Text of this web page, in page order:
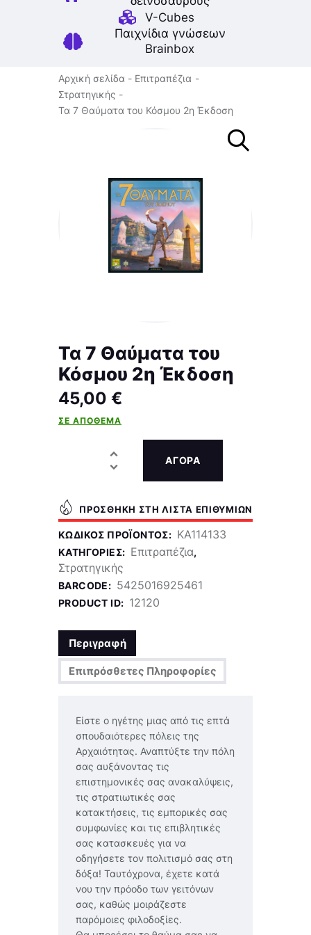
V-Cubes
Παιχνίδια γνώσεων
Brainbox
Αρχική σελίδα
Επιτραπέζια
Στρατηγικής
Τα 7 Θαύματα του Κόσμου 2η Έκδοση
Τα 7 Θαύματα του
Κόσμου 2η Έκδοση
45,00 €
ΣΕ ΑΠΌΘΕΜΑ
ΑΓΟΡΑ
ΠΡΟΣΘΉΚΗ ΣΤΗ ΛΊΣΤΑ ΕΠΙΘΥΜΙΏΝ
ΚΩΔΙΚΌΣ ΠΡΟΪΌΝΤΟΣ: KA114133
ΚΑΤΗΓΟΡΊΕΣ: Επιτραπέζια,
Στρατηγικής
BARCODE: 5425016925461
PRODUCT ID: 12120
Περιγραφή
Επιπρόσθετες Πληροφορίες
Είστε ο ηγέτης μιας από τις επτά
σπουδαιότερες πόλεις της
Αρχαιότητας. Αναπτύξτε την πόλη
σας αυξάνοντας τις
επιστημονικές σας ανακαλύψεις,
τις στρατιωτικές σας
κατακτήσεις, τις εμπορικές σας
συμφωνίες και τις επιβλητικές
σας κατασκευές για να
οδηγήσετε τον πολιτισμό σας στη
δόξα! Ταυτόχρονα, έχετε κατά
νου την πρόοδο των γειτόνων
σας, καθώς μοιράζεστε
παρόμοιες φιλοδοξίες.